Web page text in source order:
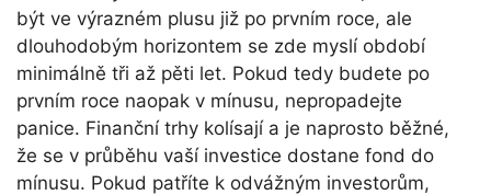
být ve výrazném plusu již po prvním roce, ale
dlouhodobým horizontem se zde myslí období
minimálně tři až pěti let. Pokud tedy budete po
prvním roce naopak v mínusu, nepropadejte
panice. Finanční trhy kolísají a je naprosto běžné,
že se v průběhu vaší investice dostane fond do
mínusu. Pokud patříte k odvážným investorům,